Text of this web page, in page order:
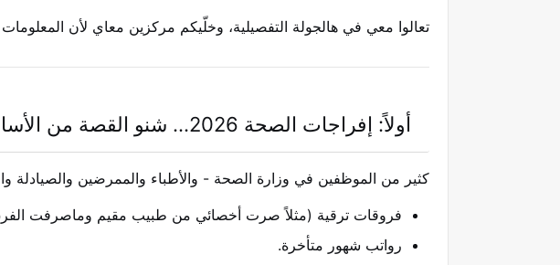
تعالوا معي في هالجولة التفصيلية، وخلّيكم مركزين معاي لأن
أولاً: إفراجات الصحة 2026… شنو القصة من الأساس؟
كثير من الموظفين في وزارة الصحة - والأطباء والممرضين والصيادلة
فروقات ترقية (مثلاً صرت أخصائي من طبيب مقيم وماصرفت
رواتب شهور متأخرة.